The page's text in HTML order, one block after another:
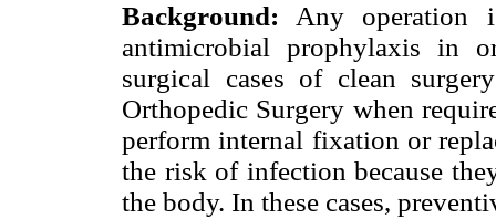
Background: Any operation
antimicrobial prophylaxis in
surgical cases of clean
Orthopedic Surgery when
perform internal fixation or
the risk of infection because
the body. In these cases,